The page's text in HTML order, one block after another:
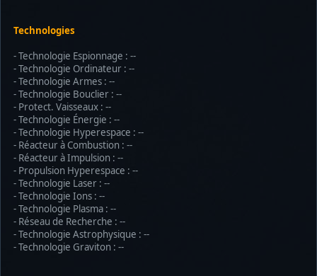
Technologies
- Technologie Espionnage : --
- Technologie Ordinateur : --
- Technologie Armes : --
- Technologie Bouclier : --
- Protect. Vaisseaux : --
- Technologie Énergie : --
- Technologie Hyperespace : --
- Réacteur à Combustion : --
- Réacteur à Impulsion : --
- Propulsion Hyperespace : --
- Technologie Laser : --
- Technologie Ions : --
- Technologie Plasma : --
- Réseau de Recherche : --
- Technologie Astrophysique : --
- Technologie Graviton : --